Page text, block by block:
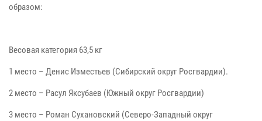
образом:
Весовая категория 63,5 кг
1 место – Денис Изместьев (Сибирский округ Росгвардии).
2 место – Расул Яксубаев (Южный округ Росгвардии)
3 место – Роман Сухановский (Северо-Западный округ